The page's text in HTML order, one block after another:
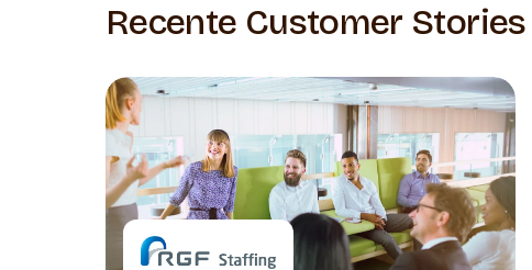
Recente Customer Stories